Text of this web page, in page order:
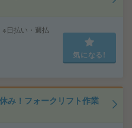
日払い・週払
気になる!
み！フォークリフト作業